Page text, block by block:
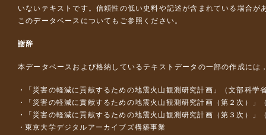
いないテキストです。信頼性の低い史料や記述が含まれている場合が
このデータベースについて もご参照ください。
謝辞
本データベースおよび格納しているテキストデータの一部の作成には
「災害の軽減に貢献するための地震火山観測研究計画」（文部科学
「災害の軽減に貢献するための地震火山観測研究計画（第２次）」
「災害の軽減に貢献するための地震火山観測研究計画（第３次）」
東京大学デジタルアーカイブズ構築事業